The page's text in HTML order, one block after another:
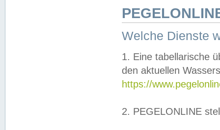
Welche Dienste
1. Eine tabellarische
den aktuellen
https://
2. PEGELONLINE